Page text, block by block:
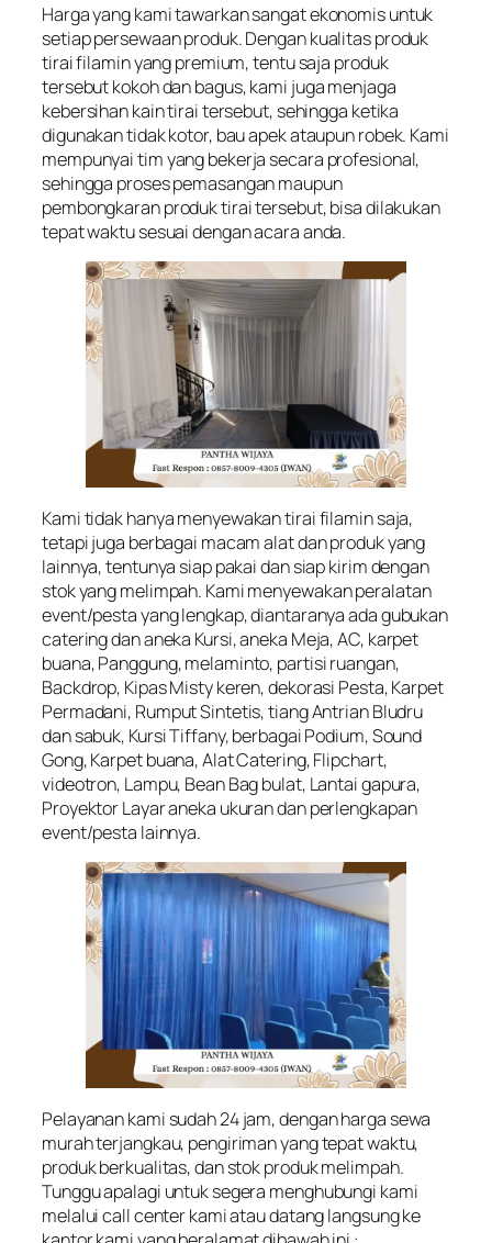
Harga yang kami tawarkan sangat ekonomis untuk
setiap persewaan produk. Dengan kualitas produk
tirai filamin yang premium, tentu saja produk
tersebut kokoh dan bagus, kami juga menjaga
kebersihan kain tirai tersebut, sehingga ketika
digunakan tidak kotor, bau apek ataupun robek. Kami
mempunyai tim yang bekerja secara profesional,
sehingga proses pemasangan maupun
pembongkaran produk tirai tersebut, bisa dilakukan
tepat waktu sesuai dengan acara anda.
Kami tidak hanya menyewakan tirai filamin saja,
tetapi juga berbagai macam alat dan produk yang
lainnya, tentunya siap pakai dan siap kirim dengan
stok yang melimpah. Kami menyewakan peralatan
event/pesta yang lengkap, diantaranya ada gubukan
catering dan aneka Kursi, aneka Meja, AC, karpet
buana, Panggung, melaminto, partisi ruangan,
Backdrop, Kipas Misty keren, dekorasi Pesta, Karpet
Permadani, Rumput Sintetis, tiang Antrian Bludru
dan sabuk, Kursi Tiffany, berbagai Podium, Sound
Gong, Karpet buana, Alat Catering, Flipchart,
videotron, Lampu, Bean Bag bulat, Lantai gapura,
Proyektor Layar aneka ukuran dan perlengkapan
event/pesta lainnya.
Pelayanan kami sudah 24 jam, dengan harga sewa
murah terjangkau, pengiriman yang tepat waktu,
produk berkualitas, dan stok produk melimpah.
Tunggu apalagi untuk segera menghubungi kami
melalui call center kami atau datang langsung ke